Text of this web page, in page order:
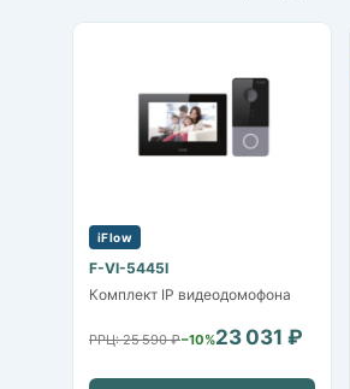
iFlow
F-VI-5445I
Комплект IP видеодомофона
РРЦ: 25 590 ₽−10%23 031 ₽